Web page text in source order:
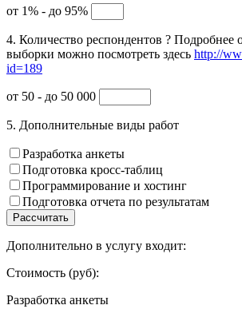
от 1% - до 95%
4. Количество респондентов ? Подробнее
выборки можно посмотреть здесь http://
id=189
от 50 - до 50 000
5. Дополнительные виды работ
Разработка анкеты
Подготовка кросс-таблиц
Программирование и хостинг
Подготовка отчета по результатам
Рассчитать
Дополнительно в услугу входит:
Стоимость (руб):
Разработка анкеты